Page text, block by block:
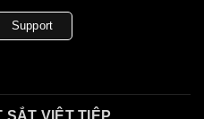
Support